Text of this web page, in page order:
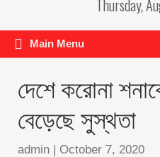
Thursday,
Main Menu
দেশে করোনা
বেড়েছে সুস্থতা
admin | October 7, 2020